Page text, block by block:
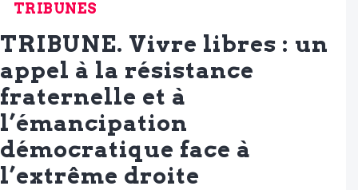
TRIBUNES
TRIBUNE. Vivre libres : un
appel à la résistance
fraternelle et à
l’émancipation
démocratique face à
l’extrême droite